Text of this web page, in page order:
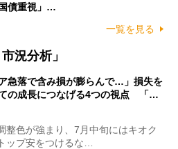
債重視」…
一覧を見る
況分析」
ア急落で含み損が膨らんで…」損失を
の成長につなげる4つの視点 「…
色が強まり、7月中旬にはキオク
ップ安をつけるな…